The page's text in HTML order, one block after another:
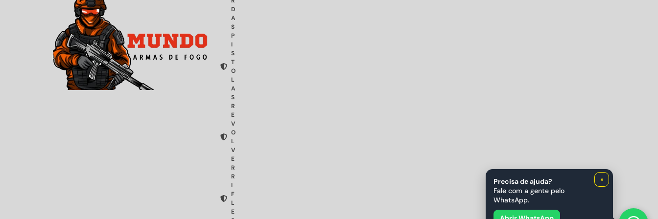
D
A
S
P
I
S
T
O
L
A
S
R
E
V
O
L
V
E
R
R
I
F
L
E
×
Precisa de ajuda?
Fale com a gente pelo
WhatsApp.